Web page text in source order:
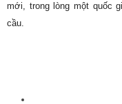
mới, trong lòng một quốc
cầu.